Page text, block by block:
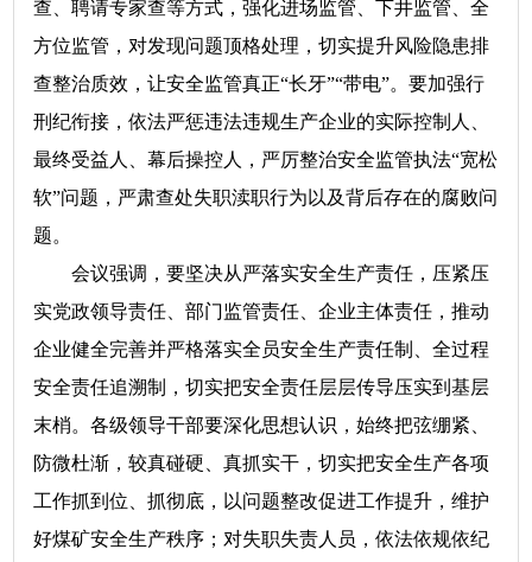
查、聘请专家查等方式，强化进场监管、下井监管、全
方位监管，对发现问题顶格处理，切实提升风险隐患排
查整治质效，让安全监管真正“长牙”“带电”。要加强行
刑纪衔接，依法严惩违法违规生产企业的实际控制人、
最终受益人、幕后操控人，严厉整治安全监管执法“宽松
软”问题，严肃查处失职渎职行为以及背后存在的腐败问
题。
会议强调，要坚决从严落实安全生产责任，压紧压
实党政领导责任、部门监管责任、企业主体责任，推动
企业健全完善并严格落实全员安全生产责任制、全过程
安全责任追溯制，切实把安全责任层层传导压实到基层
末梢。各级领导干部要深化思想认识，始终把弦绷紧、
防微杜渐，较真碰硬、真抓实干，切实把安全生产各项
工作抓到位、抓彻底，以问题整改促进工作提升，维护
好煤矿安全生产秩序；对失职失责人员，依法依规依纪